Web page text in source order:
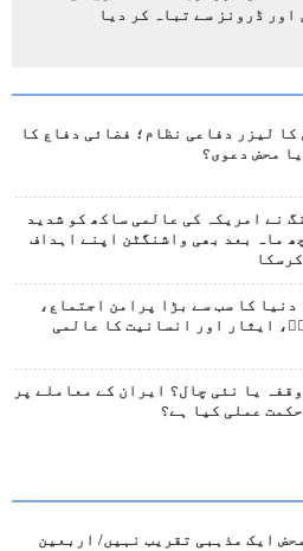
اور ڈرونز سے تباہ کر دیا
کا لیزر دفاعی نظام؛ فضائی دفاع کا
محض دعوی؟
نے امریکہ کی عالمی ساکھ کو شدید
ماہ بعد بھی واشنگٹن اپنے اہداف
دنیا کا سب سے بڑا پرامن اجتماع،
ایثار اور انسانیت کا عالمی
یا نئی چال؟ ایران کے معاملے پر
عملی کیا ہے؟
ایک مذہبی تقریب نہیں/ اربعین